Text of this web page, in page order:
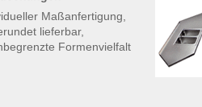
Maßanfertigung,
lieferbar,
Formenvielfalt